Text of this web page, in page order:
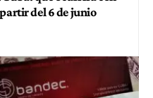
del 6 de junio